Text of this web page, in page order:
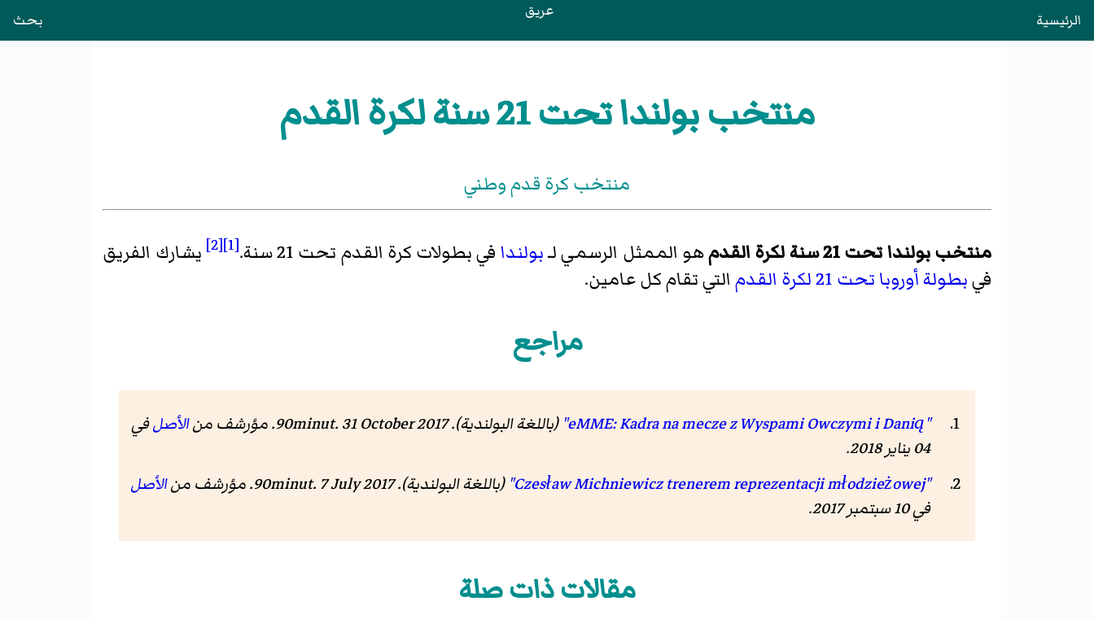
الرئيسية عريق بحث
منتخب بولندا تحت 21 سنة لكرة القدم
منتخب كرة قدم وطني
منتخب بولندا تحت 21 سنة لكرة القدم هو الممثل الرسمي لـبولندا في بطولات كرة القدم تحت 21 سنة. [1]
[2]
يشارك الفريق
فيبطولة أوروبا تحت 21 لكرة القدم التي تقام كل عامين.
مراجع
"eMME: Kadra na mecze z Wyspami Owczymi i Danią" (باللغة البولندية). 90minut. 31 October 2017. مؤرشف من الأصلفي
04 يناير 2018
.
"Czesław Michniewicz trenerem reprezentacji młodzieżowej"
(باللغة البولندية). 90minut. 7 July 2017. مؤرشف من
الأصل
في 10 سبتمبر 2017
.
مقالات ذات صلة